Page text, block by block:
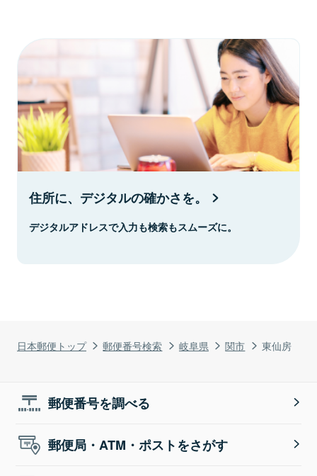
日本郵便トップ 郵便番号検索 岐阜県 関市 東仙房
住所に、デジタルの確かさを。
デジタルアドレスで入力も検索もスムーズに。
郵便番号を調べる
郵便局・ATM・ポストをさがす